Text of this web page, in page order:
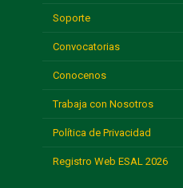
Soporte
Convocatorias
Conocenos
Trabaja con Nosotros
Política de Privacidad
Registro Web ESAL 2026